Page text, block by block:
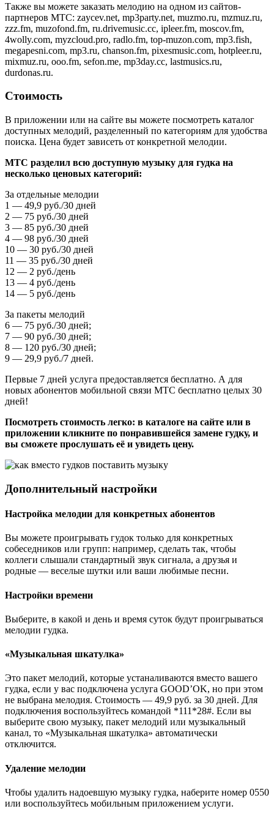
Также вы можете заказать мелодию на одном из сайтов-
партнеров МТС: zaycev.net, mp3party.net, muzmo.ru, mzmuz.ru,
zzz.fm, muzofond.fm, ru.drivemusic.cc, ipleer.fm, moscov.fm,
4wolly.com, myzcloud.pro, radlo.fm, top-muzon.com, mp3.fish,
megapesni.com, mp3.ru, chanson.fm, pixesmusic.com, hotpleer.ru,
mixmuz.ru, ooo.fm, sefon.me, mp3day.cc, lastmusics.ru,
durdonas.ru.
Стоимость
В приложении или на сайте вы можете посмотреть каталог
доступных мелодий, разделенный по категориям для удобства
поиска. Цена будет зависеть от конкретной мелодии.
МТС разделил всю доступную музыку для гудка на
несколько ценовых категорий:
За отдельные мелодии
1 — 49,9 руб./30 дней
2 — 75 руб./30 дней
3 — 85 руб./30 дней
4 — 98 руб./30 дней
10 — 30 руб./30 дней
11 — 35 руб./30 дней
12 — 2 руб./день
13 — 4 руб./день
14 — 5 руб./день
За пакеты мелодий
6 — 75 руб./30 дней;
7 — 90 руб./30 дней;
8 — 120 руб./30 дней;
9 — 29,9 руб./7 дней.
Первые 7 дней услуга предоставляется бесплатно. А для
новых абонентов мобильной связи МТС бесплатно целых 30
дней!
Посмотреть стоимость легко: в каталоге на сайте или в
приложении кликните по понравившейся замене гудку, и
вы сможете прослушать её и увидеть цену.
Дополнительный настройки
Настройка мелодии для конкретных абонентов
Вы можете проигрывать гудок только для конкретных
собеседников или групп: например, сделать так, чтобы
коллеги слышали стандартный звук сигнала, а друзья и
родные — веселые шутки или ваши любимые песни.
Настройки времени
Выберите, в какой и день и время суток будут проигрываться
мелодии гудка.
«Музыкальная шкатулка»
Это пакет мелодий, которые устаналиваются вместо вашего
гудка, если у вас подключена услуга GOOD’OK, но при этом
не выбрана мелодия. Стоимость — 49,9 руб. за 30 дней. Для
подключения воспользуйтесь командой *111*28#. Если вы
выберите свою музыку, пакет мелодий или музыкальный
канал, то «Музыкальная шкатулка» автоматически
отключится.
Удаление мелодии
Чтобы удалить надоевшую музыку гудка, наберите номер 0550
или воспользуйтесь мобильным приложением услуги.